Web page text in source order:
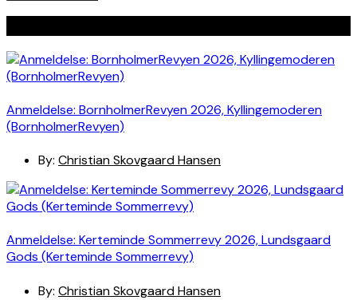
Anmeldelse: BornholmerRevyen 2026, Kyllingemoderen
(BornholmerRevyen)
By: Christian Skovgaard Hansen
Anmeldelse: Kerteminde Sommerrevy 2026, Lundsgaard
Gods (Kerteminde Sommerrevy)
By: Christian Skovgaard Hansen